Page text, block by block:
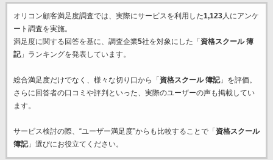
オリコン顧客満足度調査では、実際にサービスを利用した1,123人にアンケ
ート調査を実施。
満足度に関する回答を基に、調査企業5社を対象にした「 資格スクール 簿
記」ランキングを発表しています。
総合満足度だけでなく、様々な切り口から「 資格スクール 簿記」を評価。
さらに回答者の口コミや評判といった、実際のユーザーの声も掲載してい
ます。
サービス検討の際、“ユーザー満足度”からも比較することで「 資格スクール
簿記」選びにお役立てください。